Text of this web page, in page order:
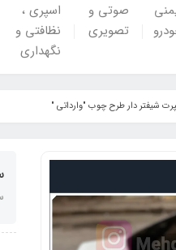
صوتی و
تصویری
اسپری ،
نظافتی و
نگهداری
شیفتر دار طرح چوب "وارداتی "